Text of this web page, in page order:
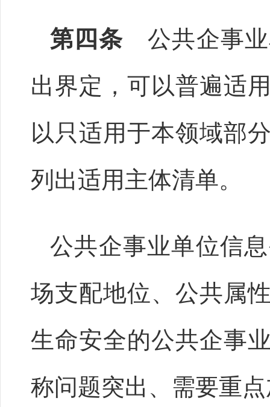
第四条公共企事业
出界定，可以普遍适
以只适用于本领域部
列出适用主体清单。
公共企事业单位信
场支配地位、公共属
生命安全的公共企事
称问题突出、需要重